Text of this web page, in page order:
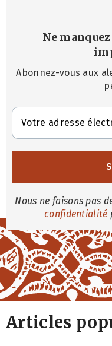
Ne
Abonnez-vous aux
Nous ne faisons pas
confidentialité
Articles